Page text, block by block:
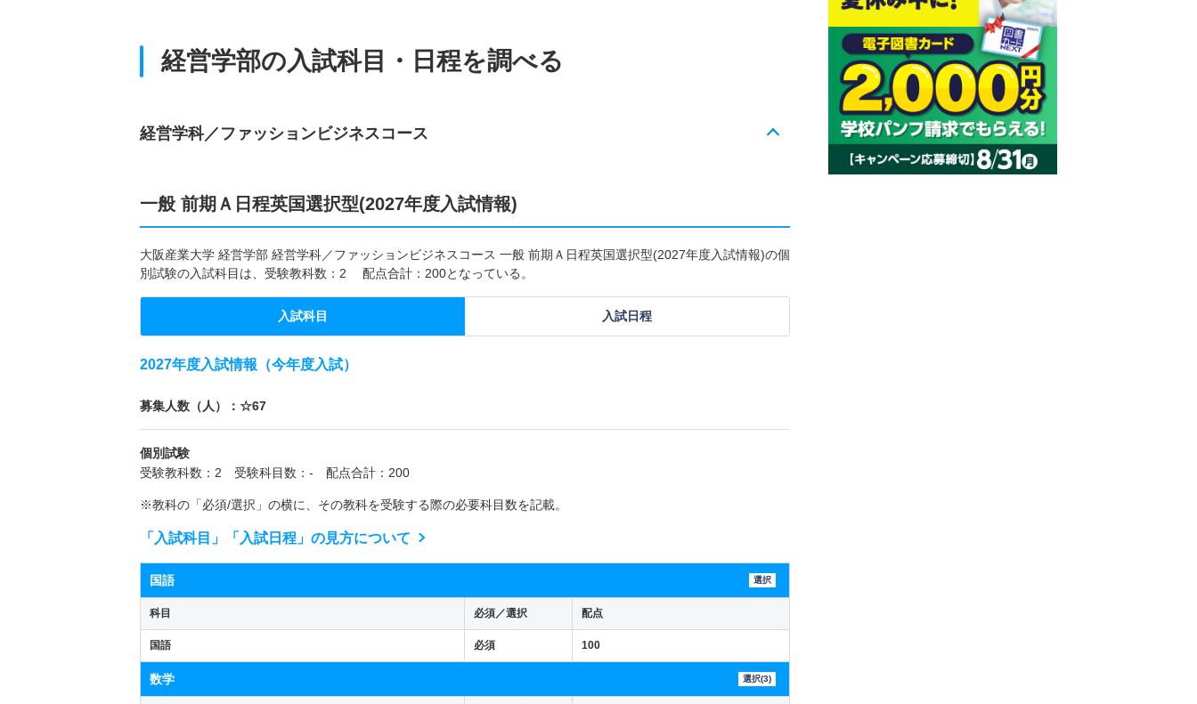
経営学部の入試科目・日程を調べる
経営学科／ファッションビジネスコース
一般 前期Ａ日程英国選択型(2027年度入試情報)
大阪産業大学 経営学部 経営学科／ファッションビジネスコース 一般 前期Ａ日程英国選択型(2027年度入試情報)の個
別試験の入試科目は、受験教科数：2 配点合計：200となっている。
入試科目 入試日程
2027年度入試情報（今年度入試）
募集人数（人）：☆67
個別試験
受験教科数：2 受験科目数：- 配点合計：200
※教科の「必須/選択」の横に、その教科を受験する際の必要科目数を記載。
「入試科目」「入試日程」の見方について
国語 選択
科目 必須／選択 配点
国語 必須 100
数学 選択(3)